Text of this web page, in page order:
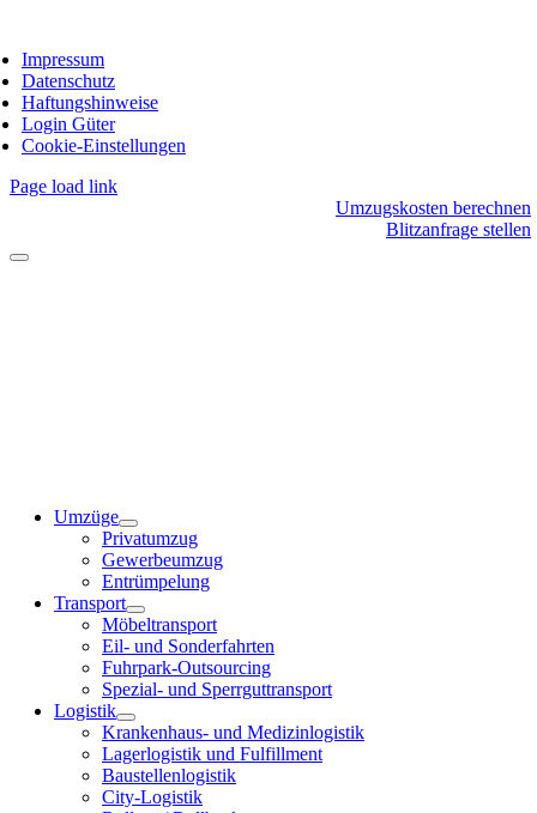
Impressum
Datenschutz
Haftungshinweise
Login Güter
Cookie-Einstellungen
Page load link
Umzugskosten berechnen
Blitzanfrage stellen
Umzüge
Privatumzug
Gewerbeumzug
Entrümpelung
Transport
Möbeltransport
Eil- und Sonderfahrten
Fuhrpark-Outsourcing
Spezial- und Sperrguttransport
Logistik
Krankenhaus- und Medizinlogistik
Lagerlogistik und Fulfillment
Baustellenlogistik
City-Logistik